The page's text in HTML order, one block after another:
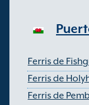
Ferris de
Ferris de
Ferris de